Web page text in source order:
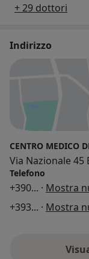
+ 29 dottori
Indirizzo
CENTRO MEDICO
Via Nazionale 45
Telefono
+390... · Mostra
+393... · Mostra